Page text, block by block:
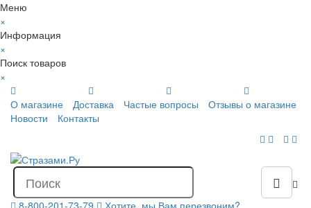
Меню
×
Информация
×
Поиск товаров
×
О магазине
Доставка Частые вопросы
Отзывы о магазине
Новости
Контакты
8-800-201-73-79
Хотите, мы Вам перезвоним?